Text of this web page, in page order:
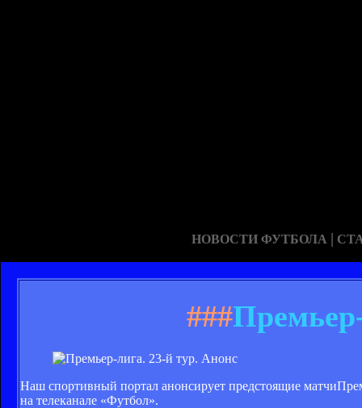
НОВОСТИ ФУТБОЛА |
###
Наш спортивный портал анонсирует предстоящие
на телеканале «Футбол».